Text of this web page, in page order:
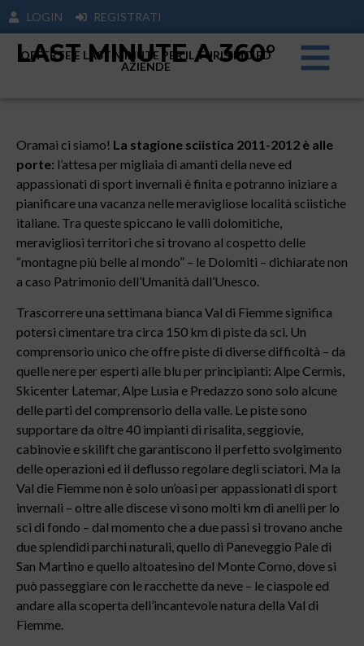
LOGIN REGISTRATI
LAST MINUTE A 360°
OFFERTE E LAST MINUTE PER IL TURISIMO ED
AZIENDE
Oramai ci siamo! La stagione sciistica 2011-2012 è alle
porte: l’attesa per migliaia di amanti della neve ed
appassionati di sport invernali è finita e potranno iniziare a
pianificare una vacanza nelle meravigliose località sciistiche
italiane. Tra queste spiccano le valli dolomitiche,
meravigliosi territori che si trovano al cospetto delle
“montagne più belle al mondo” – le Dolomiti – dichiarate non
a caso Patrimonio dell’Umanità dall’Unesco.
Trascorrere una settimana bianca Val di Fiemme significa
potersi cimentare tra circa 150 km di piste da sci. Un
comprensorio unico che offre piste di diverse difficoltà – da
quelle nere per esperti alle blu per principianti: Alpe Cermis,
Skicenter Latemar, Alpe Lusia e Predazzo sono solo alcune
delle parti del comprensorio della valle. Le piste sono
supportare da oltre 40 impianti di risalita, seggiovie,
cabinovie e skilift che garantiscono il perfetto svolgimento
delle operazioni ed il deflusso regolare degli sciatori. Ma la
Val die Fiemme non è solo un’oasi per appassionati di sport
invernali – oltre alle discese vi sono molti km di anelli per lo
sci di fondo – dal momento che a due passi si trovano anche
due splendidi parchi naturali, quello di Paneveggio Pale di
San Martino e quello altoatesino del Monte Corno, dove si
può passeggiare con le racchette da neve – le ciaspole ed
andare alla scoperta dell’incantevole natura della Val di
Fiemme.